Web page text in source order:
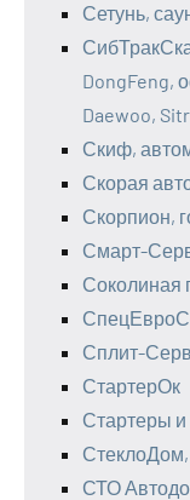
Сетунь,
DongFeng,
Daewoo,
Скиф,
Скорая
Скорпион,
Смарт-
Соколиная
Сплит-
СтартерОк
Стартеры и
СТО